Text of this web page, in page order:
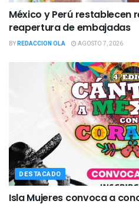
México y Perú restablecen
reapertura de embajadas
BYREDACCION OLA AGOSTO 7, 2026
DESTACADO
Isla Mujeres convoca a